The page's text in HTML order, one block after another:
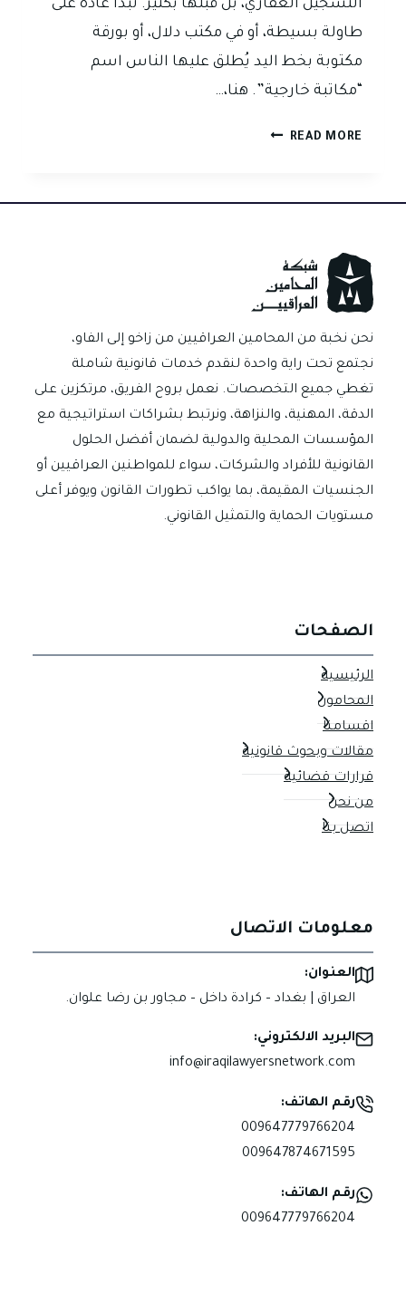
التسجيل العقاري، بل قبلها بكثير. تبدأ عادةً على
طاولة بسيطة، أو في مكتب دلال، أو بورقة
مكتوبة بخط اليد يُطلق عليها الناس اسم
“مكاتبة خارجية”. هنا،…
READ MORE دعوى
عندما
البيع
الخارجي
إلى
نزاع
قضائي
نحن نخبة من المحامين العراقيين من زاخو إلى الفاو،
نجتمع تحت راية واحدة لنقدم خدمات قانونية شاملة
تغطي جميع التخصصات. نعمل بروح الفريق، مرتكزين على
الدقة، المهنية، والنزاهة، ونرتبط بشراكات استراتيجية مع
المؤسسات المحلية والدولية لضمان أفضل الحلول
القانونية للأفراد والشركات، سواء للمواطنين العراقيين أو
الجنسيات المقيمة، بما يواكب تطورات القانون ويوفر أعلى
مستويات الحماية والتمثيل القانوني.
الصفحات
الرئيسية
المحامون
اقسامنا
مقالات وبحوث قانونية
قرارات قضائية
من نحن
اتصل بنا
معلومات الاتصال
العنوان:
العراق | بغداد – كرادة داخل – مجاور بن رضا علوان.
البريد الالكتروني:
info@iraqilawyersnetwork.com
رقم الهاتف:
009647779766204
009647874671595
رقم الهاتف:
009647779766204